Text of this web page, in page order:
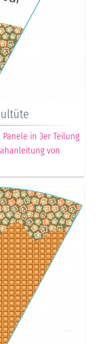
in 3er Teilung
von